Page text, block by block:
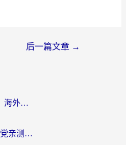
后一篇文章 →
雷神手游和sixfast哪个好？海外党亲测3款回国加速器，教你选对不踩坑
穿梭和快喵好用吗？海外党亲测：小众加速器对比+番茄加速器深度体验